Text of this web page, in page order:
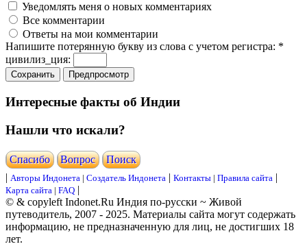
Уведомлять меня о новых комментариях
Все комментарии
Ответы на мои комментарии
Напишите потерянную букву из слова с учетом регистра: *
цивилиз_ция:
Интересные факты об Индии
Нашли что искали?
Cпасибо Вопрос
Поиск
| Авторы Индонета | Создатель Индонета | Контакты | Правила сайта |
Карта сайта | FAQ |
© & copyleft Indonet.Ru Индия по-русски ~ Живой
путеводитель, 2007 - 2025. Материалы сайта могут содержать
информацию, не предназначенную для лиц, не достигших 18
лет.